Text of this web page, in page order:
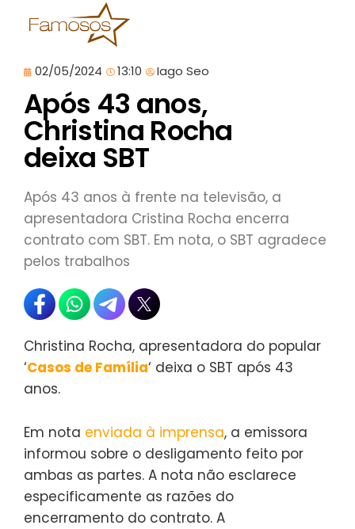
02/05/2024 13:10 Iago Seo
Após 43 anos,
Christina Rocha
deixa SBT
Após 43 anos à frente na televisão, a
apresentadora Cristina Rocha encerra
contrato com SBT. Em nota, o SBT agradece
pelos trabalhos
Christina Rocha, apresentadora do popular
‘Casos de Família‘ deixa o SBT após 43
anos.
Em nota enviada à imprensa, a emissora
informou sobre o desligamento feito por
ambas as partes. A nota não esclarece
especificamente as razões do
encerramento do contrato. A